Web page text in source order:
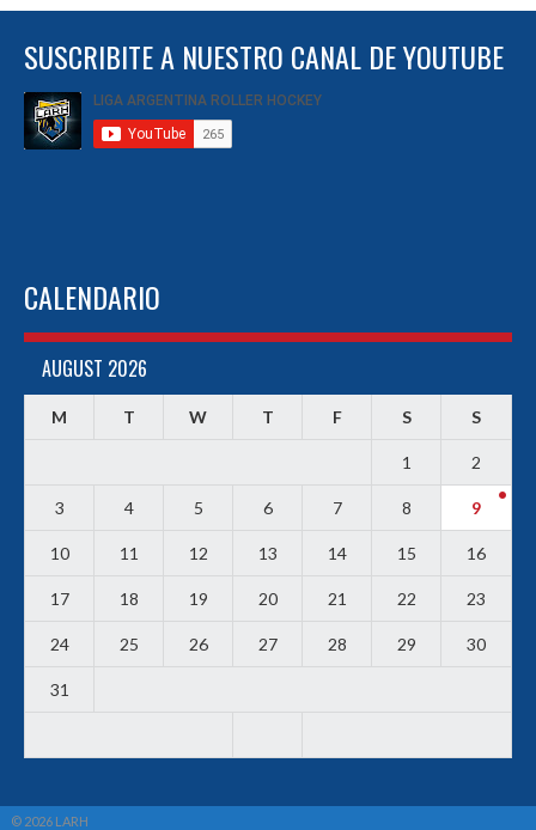
SUSCRIBITE A NUESTRO CANAL DE YOUTUBE
CALENDARIO
AUGUST 2026
M T W T F S S
1 2
3 4 5 6 7 8 9
10 11 12 13 14 15 16
17 18 19 20 21 22 23
24 25 26 27 28 29 30
31
© 2026 LARH